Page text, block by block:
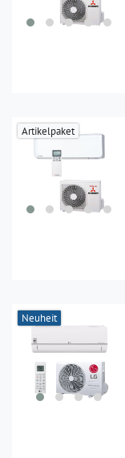
Artikelpaket
Neuheit